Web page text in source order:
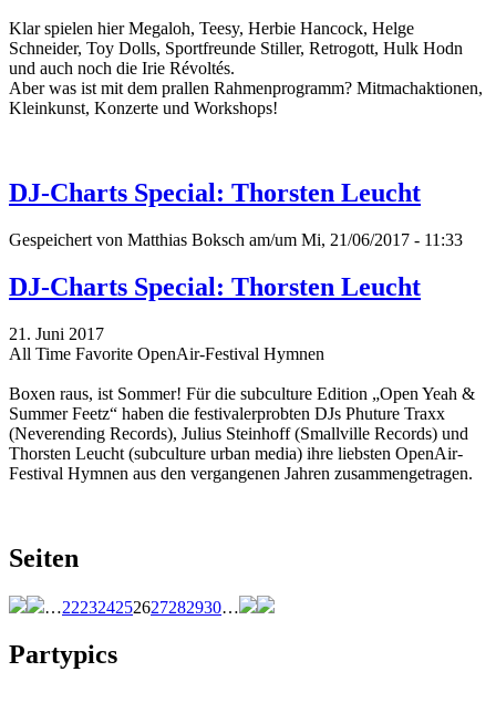
Klar spielen hier Megaloh, Teesy, Herbie Hancock, Helge
Schneider, Toy Dolls, Sportfreunde Stiller, Retrogott, Hulk Hodn
und auch noch die Irie Révoltés.
Aber was ist mit dem prallen Rahmenprogramm? Mitmachaktionen,
Kleinkunst, Konzerte und Workshops!
DJ-Charts Special: Thorsten Leucht
Gespeichert von Matthias Boksch am/um Mi, 21/06/2017 - 11:33
DJ-Charts Special: Thorsten Leucht
21. Juni 2017
All Time Favorite OpenAir-Festival Hymnen
Boxen raus, ist Sommer! Für die subculture Edition „Open Yeah &
Summer Feetz“ haben die festivalerprobten DJs Phuture Traxx
(Neverending Records), Julius Steinhoff (Smallville Records) und
Thorsten Leucht (subculture urban media) ihre liebsten OpenAir-
Festival Hymnen aus den vergangenen Jahren zusammengetragen.
Seiten
…222324252627282930…
Partypics